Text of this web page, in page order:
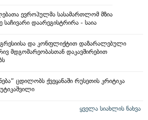
ევროპულმა სასამართლომ მზია
დაარეგისტრირა - საია
და კონფლიქტით დაზარალებული
მდგომარეობასთან დაკავშირებით
ცდილობს ქვეყანაში რუსეთის კრიტიკა
ყველა სიახლის ნახვა